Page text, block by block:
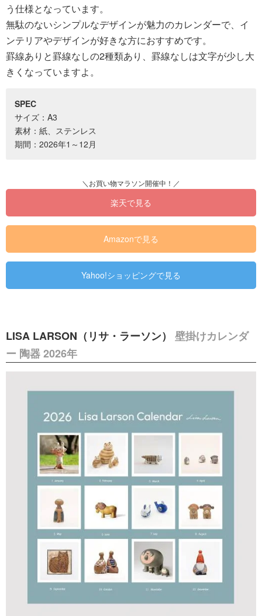
う仕様となっています。
無駄のないシンプルなデザインが魅力のカレンダーで、イ
ンテリアやデザインが好きな方におすすめです。
罫線ありと罫線なしの2種類あり、罫線なしは文字が少し大
きくなっていますよ。
SPEC
サイズ：A3
素材：紙、ステンレス
期間：2026年1～12月
楽天で見る
Amazonで見る
Yahoo!ショッピングで見る
LISA LARSON（リサ・ラーソン） 壁掛けカレンダ
ー 陶器 2026年